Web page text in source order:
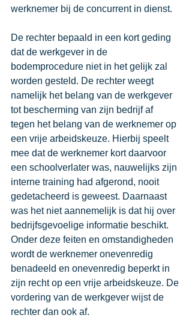
werknemer bij de concurrent in dienst.
De rechter bepaald in een kort geding
dat de werkgever in de
bodemprocedure niet in het gelijk zal
worden gesteld. De rechter weegt
namelijk het belang van de werkgever
tot bescherming van zijn bedrijf af
tegen het belang van de werknemer op
een vrije arbeidskeuze. Hierbij speelt
mee dat de werknemer kort daarvoor
een schoolverlater was, nauwelijks zijn
interne training had afgerond, nooit
gedetacheerd is geweest. Daarnaast
was het niet aannemelijk is dat hij over
bedrijfsgevoelige informatie beschikt.
Onder deze feiten en omstandigheden
wordt de werknemer onevenredig
benadeeld en onevenredig beperkt in
zijn recht op een vrije arbeidskeuze. De
vordering van de werkgever wijst de
rechter dan ook af.